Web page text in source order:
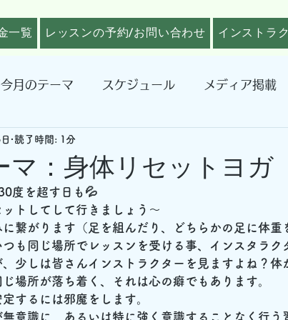
一覧 レッスンの予約/お問い合わせ インストラ
今月のテーマ スケジュール メディア掲載
マ：身体リセットヨガ
読了時間: 1分
度を超す日も💦
トしてして行きましょう～
繋がります（足を組んだり、どちらかの足に体重
も同じ場所でレッスンを受ける事、インスタラク
少しは皆さんインストラクターを見ますよね？体
場所が落ち着く、それは心の癖でもあります。
するには邪魔をします。
意識に、あるいは特に強く意識することなく行う